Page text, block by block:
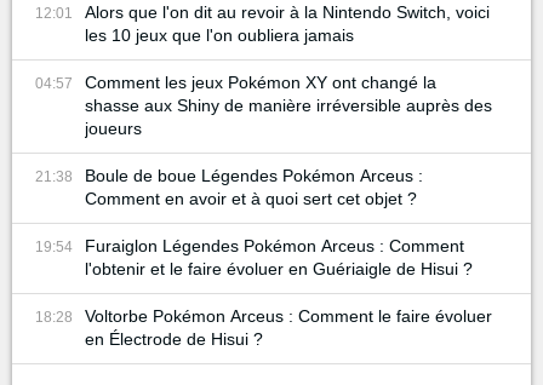
12:01
Alors que l'on dit au revoir à la Nintendo Switch, voici
les 10 jeux que l'on oubliera jamais
04:57
Comment les jeux Pokémon XY ont changé la
shasse aux Shiny de manière irréversible auprès des
joueurs
21:38
Boule de boue Légendes Pokémon Arceus :
Comment en avoir et à quoi sert cet objet ?
19:54
Furaiglon Légendes Pokémon Arceus : Comment
l'obtenir et le faire évoluer en Guériaigle de Hisui ?
18:28
Voltorbe Pokémon Arceus : Comment le faire évoluer
en Électrode de Hisui ?